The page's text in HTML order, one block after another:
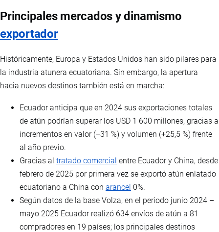
Principales mercados y dinamismo
exportador
Históricamente, Europa y Estados Unidos han sido pilares para
la industria atunera ecuatoriana. Sin embargo, la apertura
hacia nuevos destinos también está en marcha:
Ecuador anticipa que en 2024 sus exportaciones totales
de atún podrían superar los USD 1 600 millones, gracias a
incrementos en valor (+31 %) y volumen (+25,5 %) frente
al año previo.
Gracias al tratado comercial entre Ecuador y China, desde
febrero de 2025 por primera vez se exportó atún enlatado
ecuatoriano a China con arancel 0%.
Según datos de la base Volza, en el periodo junio 2024 –
mayo 2025 Ecuador realizó 634 envíos de atún a 81
compradores en 19 países; los principales destinos